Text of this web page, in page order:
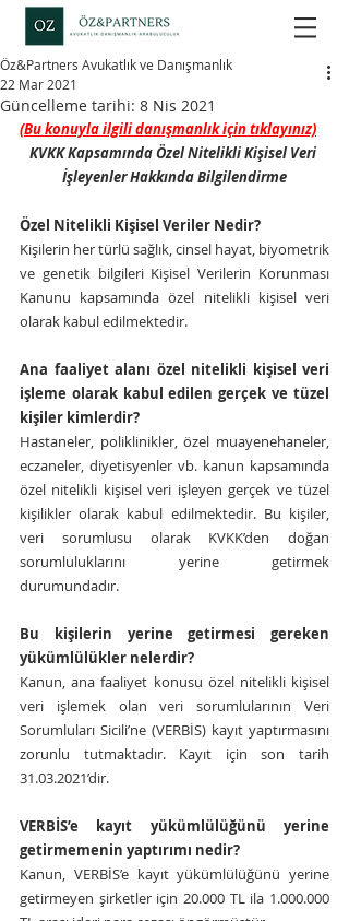
Öz&Partners Avukatlık ve Danışmanlık
22 Mar 2021
Güncelleme tarihi: 8 Nis 2021
(Bu konuyla ilgili danışmanlık için tıklayınız)
KVKK Kapsamında Özel Nitelikli Kişisel Veri
İşleyenler Hakkında Bilgilendirme
Özel Nitelikli Kişisel Veriler Nedir?
Kişilerin her türlü sağlık, cinsel hayat, biyometrik
ve genetik bilgileri Kişisel Verilerin Korunması
Kanunu kapsamında özel nitelikli kişisel veri
olarak kabul edilmektedir.
Ana faaliyet alanı özel nitelikli kişisel veri
işleme olarak kabul edilen gerçek ve tüzel
kişiler kimlerdir?
Hastaneler, poliklinikler, özel muayenehaneler,
eczaneler, diyetisyenler vb. kanun kapsamında
özel nitelikli kişisel veri işleyen gerçek ve tüzel
kişilikler olarak kabul edilmektedir. Bu kişiler,
veri sorumlusu olarak KVKK’den doğan
sorumluluklarını yerine getirmek
durumundadır.
Bu kişilerin yerine getirmesi gereken
yükümlülükler nelerdir?
Kanun, ana faaliyet konusu özel nitelikli kişisel
veri işlemek olan veri sorumlularının Veri
Sorumluları Sicili’ne (VERBİS) kayıt yaptırmasını
zorunlu tutmaktadır. Kayıt için son tarih
31.03.2021’dir.
VERBİS’e kayıt yükümlülüğünü yerine
getirmemenin yaptırımı nedir?
Kanun, VERBİS’e kayıt yükümlülüğünü yerine
getirmeyen şirketler için 20.000 TL ila 1.000.000